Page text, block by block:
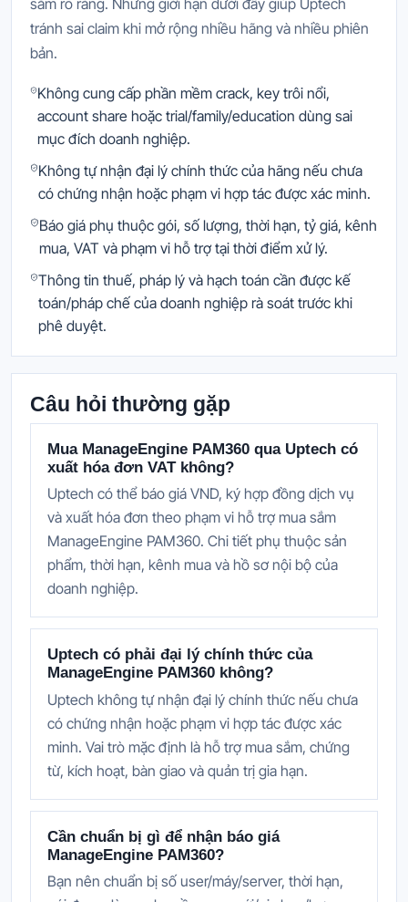
sắm rõ ràng. Những giới hạn dưới đây giúp Uptech
tránh sai claim khi mở rộng nhiều hãng và nhiều phiên
bản.
Không cung cấp phần mềm crack, key trôi nổi,
account share hoặc trial/family/education dùng sai
mục đích doanh nghiệp.
Không tự nhận đại lý chính thức của hãng nếu chưa
có chứng nhận hoặc phạm vi hợp tác được xác minh.
Báo giá phụ thuộc gói, số lượng, thời hạn, tỷ giá, kênh
mua, VAT và phạm vi hỗ trợ tại thời điểm xử lý.
Thông tin thuế, pháp lý và hạch toán cần được kế
toán/pháp chế của doanh nghiệp rà soát trước khi
phê duyệt.
Câu hỏi thường gặp
Mua ManageEngine PAM360 qua Uptech có
xuất hóa đơn VAT không?
Uptech có thể báo giá VND, ký hợp đồng dịch vụ
và xuất hóa đơn theo phạm vi hỗ trợ mua sắm
ManageEngine PAM360. Chi tiết phụ thuộc sản
phẩm, thời hạn, kênh mua và hồ sơ nội bộ của
doanh nghiệp.
Uptech có phải đại lý chính thức của
ManageEngine PAM360 không?
Uptech không tự nhận đại lý chính thức nếu chưa
có chứng nhận hoặc phạm vi hợp tác được xác
minh. Vai trò mặc định là hỗ trợ mua sắm, chứng
từ, kích hoạt, bàn giao và quản trị gia hạn.
Cần chuẩn bị gì để nhận báo giá
ManageEngine PAM360?
Bạn nên chuẩn bị số user/máy/server, thời hạn,